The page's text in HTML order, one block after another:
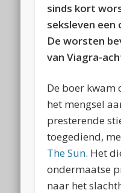
sinds kort
seksleven een
De worsten
van Viagra-
De boer kwam
het mengsel
presterende
toegediend,
The Sun. Het
ondermaatse
naar het